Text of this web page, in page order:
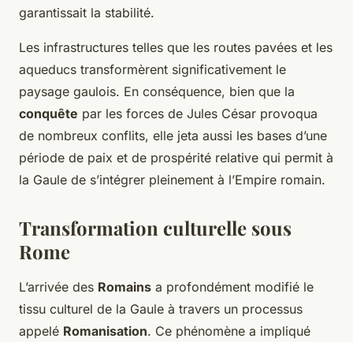
garantissait la stabilité.
Les infrastructures telles que les routes pavées et les
aqueducs transformèrent significativement le
paysage gaulois. En conséquence, bien que la
conquête par les forces de Jules César provoqua
de nombreux conflits, elle jeta aussi les bases d’une
période de paix et de prospérité relative qui permit à
la Gaule de s’intégrer pleinement à l’Empire romain.
Transformation culturelle sous
Rome
L’arrivée des Romains a profondément modifié le
tissu culturel de la Gaule à travers un processus
appelé Romanisation. Ce phénomène a impliqué